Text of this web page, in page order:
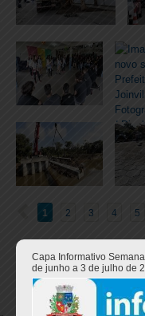
1 2 3 4 5
Capa Informativo
de junho a 3 de julho de